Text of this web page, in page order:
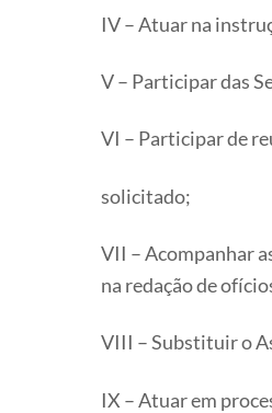
IV – Atuar na
V – Participar das
VI – Participar de
solicitado;
VII – Acompanhar
na redação de
VIII – Substituir o
IX – Atuar em